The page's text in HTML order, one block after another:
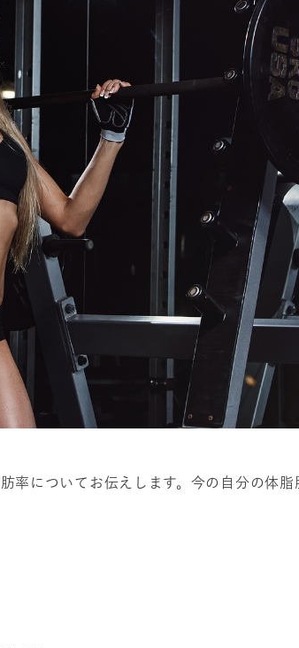
率についてお伝えします。今の自分の体